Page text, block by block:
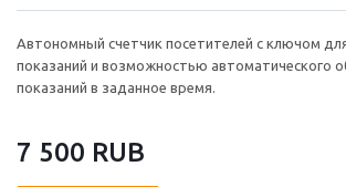
Автономный счетчик посетителей с ключом
показаний и возможностью автоматического
показаний в заданное время.
7 500 RUB